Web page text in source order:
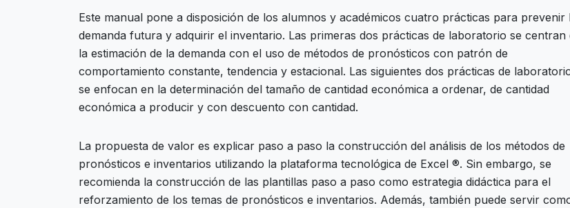
Este manual pone a disposición de los alumnos y académicos cuatro prácticas para prevenir
demanda futura y adquirir el inventario. Las primeras dos prácticas de laboratorio se centran
la estimación de la demanda con el uso de métodos de pronósticos con patrón de
comportamiento constante, tendencia y estacional. Las siguientes dos prácticas de
se enfocan en la determinación del tamaño de cantidad económica a ordenar, de cantidad
económica a producir y con descuento con cantidad.
La propuesta de valor es explicar paso a paso la construcción del análisis de los métodos de
pronósticos e inventarios utilizando la plataforma tecnológica de Excel ®. Sin embargo, se
recomienda la construcción de las plantillas paso a paso como estrategia didáctica para el
reforzamiento de los temas de pronósticos e inventarios. Además, también puede servir